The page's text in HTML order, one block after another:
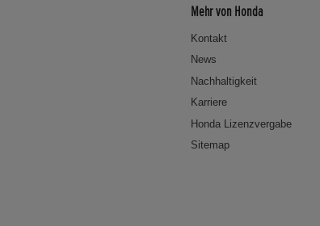
Mehr von Honda
Kontakt
News
Nachhaltigkeit
Karriere
Honda Lizenzvergabe
Sitemap